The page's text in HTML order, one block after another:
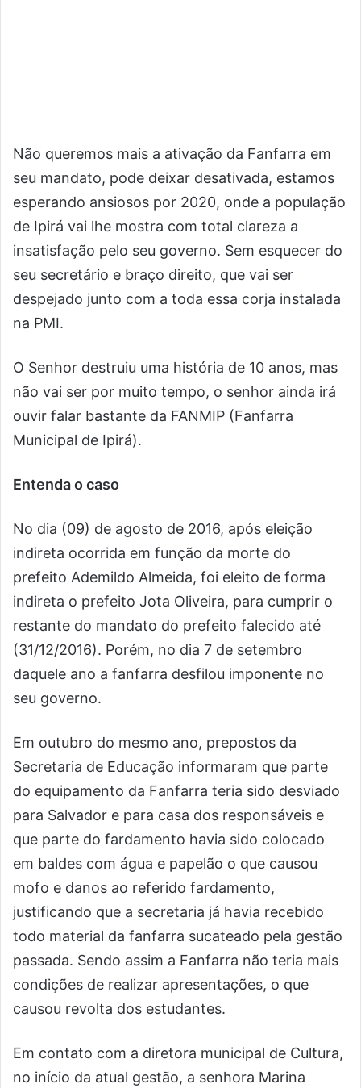
Não queremos mais a ativação da Fanfarra em
seu mandato, pode deixar desativada, estamos
esperando ansiosos por 2020, onde a população
de Ipirá vai lhe mostra com total clareza a
insatisfação pelo seu governo. Sem esquecer do
seu secretário e braço direito, que vai ser
despejado junto com a toda essa corja instalada
na PMI.
O Senhor destruiu uma história de 10 anos, mas
não vai ser por muito tempo, o senhor ainda irá
ouvir falar bastante da FANMIP (Fanfarra
Municipal de Ipirá).
Entenda o caso
No dia (09) de agosto de 2016, após eleição
indireta ocorrida em função da morte do
prefeito Ademildo Almeida, foi eleito de forma
indireta o prefeito Jota Oliveira, para cumprir o
restante do mandato do prefeito falecido até
(31/12/2016). Porém, no dia 7 de setembro
daquele ano a fanfarra desfilou imponente no
seu governo.
Em outubro do mesmo ano, prepostos da
Secretaria de Educação informaram que parte
do equipamento da Fanfarra teria sido desviado
para Salvador e para casa dos responsáveis e
que parte do fardamento havia sido colocado
em baldes com água e papelão o que causou
mofo e danos ao referido fardamento,
justificando que a secretaria já havia recebido
todo material da fanfarra sucateado pela gestão
passada. Sendo assim a Fanfarra não teria mais
condições de realizar apresentações, o que
causou revolta dos estudantes.
Em contato com a diretora municipal de Cultura,
no início da atual gestão, a senhora Marina